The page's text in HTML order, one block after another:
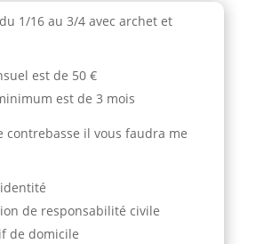
1/16 au 3/4 avec archet et
est de 50 €
est de 3 mois
contrebasse il vous faudra me
de responsabilité civile
de domicile